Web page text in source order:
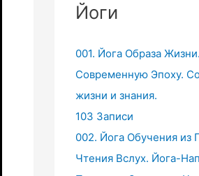
Йоги
001. Йога Образа
Современную Эпоху.
жизни и знания.
103 Записи
002. Йога Обучения из
Чтения Вслух. Йога-